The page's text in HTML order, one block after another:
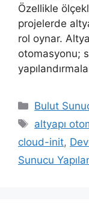
Özellikle
projelerde
rol oynar.
otomasyonu;
Kategoriler
Bulut
Etiketler
altyapı
cloud-init,
Sunucu